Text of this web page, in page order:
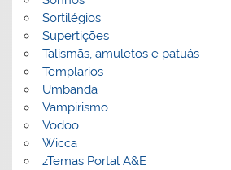
Sortilégios
Supertições
Talismãs, amuletos e patuás
Templarios
Umbanda
Vampirismo
Vodoo
Wicca
zTemas Portal A&E